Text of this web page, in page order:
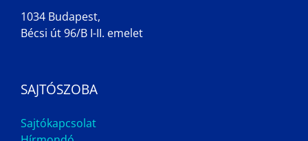
1034 Budapest,
Bécsi út 96/B I-II. emelet
SAJTÓSZOBA
Sajtókapcsolat